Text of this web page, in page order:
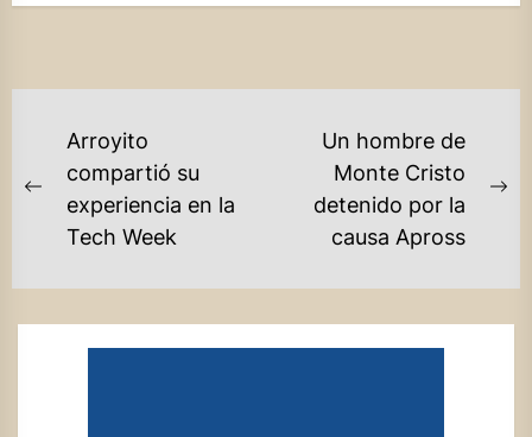
NAVEGACIÓN
DE
ENTRADAS
Previous
post:
Arroyito
compartió su
experiencia en la
Tech Week
Un hombre de
Monte Cristo
detenido por la
causa Apross